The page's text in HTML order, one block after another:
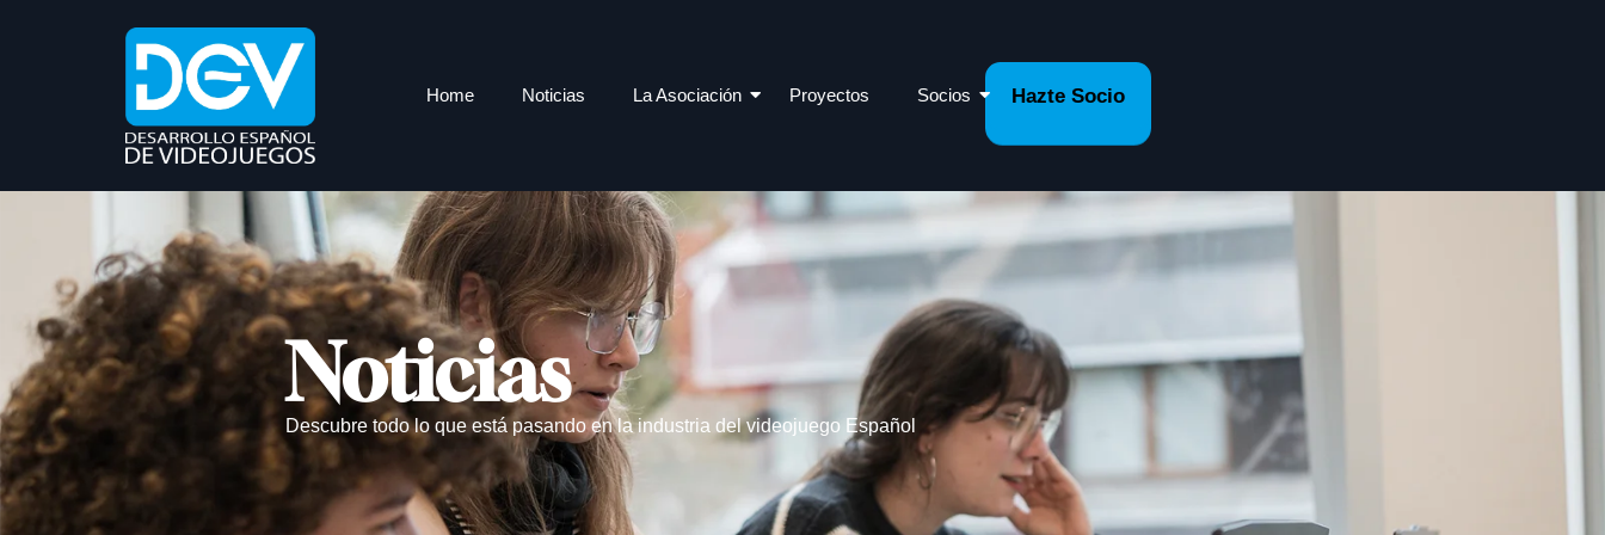
Home Noticias La Asociación Proyectos Socios Hazte Socio
Noticias
Descubre todo lo que está pasando en la industria del videojuego Español